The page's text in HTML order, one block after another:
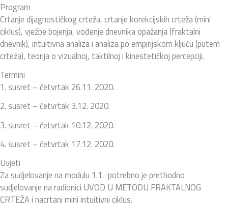
Program
Crtanje dijagnostičkog crteža, crtanje korekcijskih crteža (mini
ciklus), vježbe bojenja, vođenje dnevnika opažanja (fraktalni
dnevnik), intuitivna analiza i analiza po empirijskom ključu (putem
crteža), teorija o vizualnoj, taktilnoj i kinestetičkoj percepciji.
Termini
1. susret – četvrtak 26.11. 2020.
2. susret – četvrtak 3.12. 2020.
3. susret – četvrtak 10.12. 2020.
4. susret – četvrtak 17.12. 2020.
Uvjeti
Za sudjelovanje na modulu 1.1. potrebno je prethodno
sudjelovanje na radionici UVOD U METODU FRAKTALNOG
CRTEŽA i nacrtani mini intuitivni ciklus.